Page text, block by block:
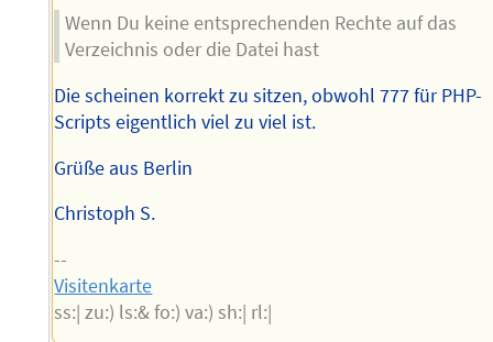
Wenn Du keine entsprechenden Rechte auf das
Verzeichnis oder die Datei hast
Die scheinen korrekt zu sitzen, obwohl 777 für PHP-
Scripts eigentlich viel zu viel ist.
Grüße aus Berlin
Christoph S.
--
Visitenkarte
ss:| zu:) ls:& fo:) va:) sh:| rl:|